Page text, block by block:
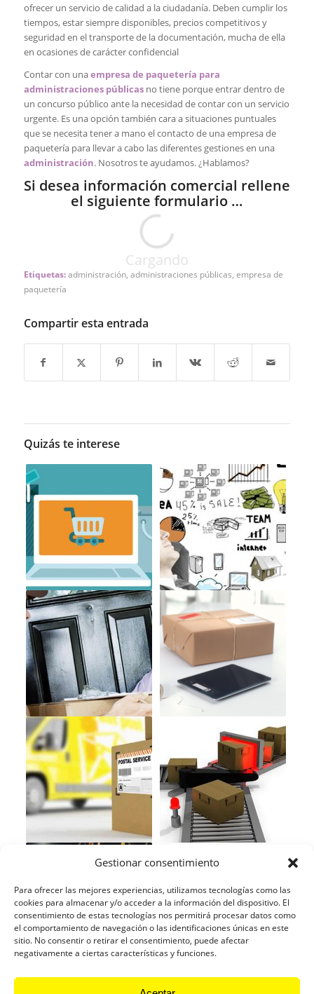
Gestionar consentimiento
Para ofrecer las mejores experiencias, utilizamos tecnologías como las
cookies para almacenar y/o acceder a la información del dispositivo. El
consentimiento de estas tecnologías nos permitirá procesar datos como
el comportamiento de navegación o las identificaciones únicas en este
sitio. No consentir o retirar el consentimiento, puede afectar
negativamente a ciertas características y funciones.
ofrecer un servicio de calidad a la ciudadanía. Deben cumplir los
tiempos, estar siempre disponibles, precios competitivos y
seguridad en el transporte de la documentación, mucha de ella
en ocasiones de carácter confidencial
Contar con unaempresa de paquetería para
administraciones públicas no tiene porque entrar dentro de
un concurso público ante la necesidad de contar con un servicio
urgente. Es una opción también cara a situaciones puntuales
que se necesita tener a mano el contacto de una empresa de
paquetería para llevar a cabo las diferentes gestiones en una
administración. Nosotros te ayudamos. ¿Hablamos?
Si desea información comercial rellene
el siguiente formulario …
Cargando
Etiquetas: administración, administraciones públicas empresa de
paquetería
Compartir esta entrada
Quizás te interese